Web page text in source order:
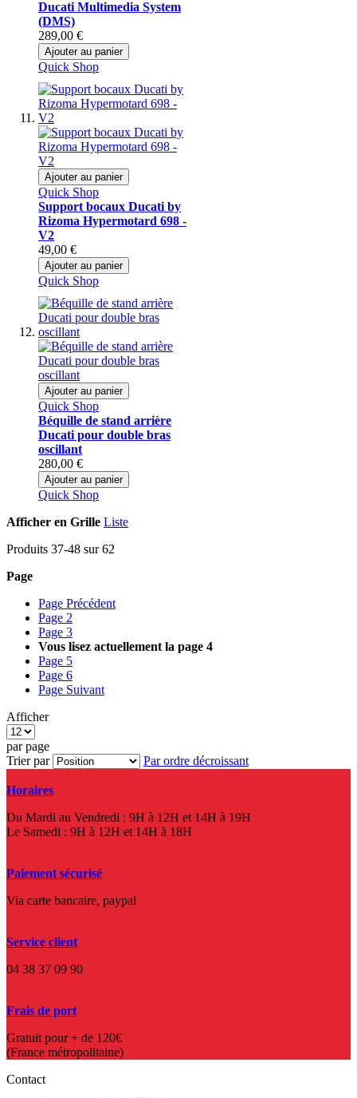
Ducati Multimedia System
(DMS)
289,00 €
Ajouter au panier
Quick Shop
Ajouter au panier
Quick Shop
Support bocaux Ducati by
Rizoma Hypermotard 698 -
V2
49,00 €
Ajouter au panier
Quick Shop
Ajouter au panier
Quick Shop
Béquille de stand arrière
Ducati pour double bras
oscillant
280,00 €
Ajouter au panier
Quick Shop
Afficher en Grille Liste
Produits 37-48 sur62
Page
Page Précédent
Page 2
Page 3
Vous lisez actuellement la page 4
Page 5
Page 6
Page Suivant
Afficher
par page
Trier par
Par ordre décroissant
Horaires
Du Mardi au Vendredi : 9H à 12H et 14H à 19H
Le Samedi : 9H à 12H et 14H à 18H
Paiement sécurisé
Via carte bancaire, paypal
Service client
04 38 37 09 90
Frais de port
Gratuit pour + de 120€
(France métropolitaine)
Contact